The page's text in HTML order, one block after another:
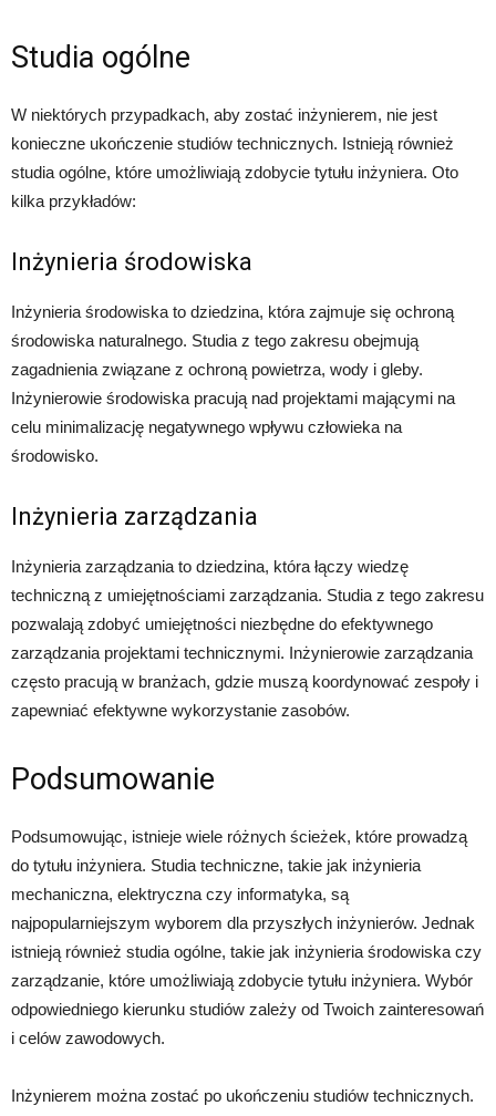
Studia ogólne
W niektórych przypadkach, aby zostać inżynierem, nie jest
konieczne ukończenie studiów technicznych. Istnieją również
studia ogólne, które umożliwiają zdobycie tytułu inżyniera. Oto
kilka przykładów:
Inżynieria środowiska
Inżynieria środowiska to dziedzina, która zajmuje się ochroną
środowiska naturalnego. Studia z tego zakresu obejmują
zagadnienia związane z ochroną powietrza, wody i gleby.
Inżynierowie środowiska pracują nad projektami mającymi na
celu minimalizację negatywnego wpływu człowieka na
środowisko.
Inżynieria zarządzania
Inżynieria zarządzania to dziedzina, która łączy wiedzę
techniczną z umiejętnościami zarządzania. Studia z tego zakresu
pozwalają zdobyć umiejętności niezbędne do efektywnego
zarządzania projektami technicznymi. Inżynierowie zarządzania
często pracują w branżach, gdzie muszą koordynować zespoły i
zapewniać efektywne wykorzystanie zasobów.
Podsumowanie
Podsumowując, istnieje wiele różnych ścieżek, które prowadzą
do tytułu inżyniera. Studia techniczne, takie jak inżynieria
mechaniczna, elektryczna czy informatyka, są
najpopularniejszym wyborem dla przyszłych inżynierów. Jednak
istnieją również studia ogólne, takie jak inżynieria środowiska czy
zarządzanie, które umożliwiają zdobycie tytułu inżyniera. Wybór
odpowiedniego kierunku studiów zależy od Twoich zainteresowań
i celów zawodowych.
Inżynierem można zostać po ukończeniu studiów technicznych.